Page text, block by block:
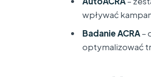
wpływać
Badanie ACRA–
optymalizować